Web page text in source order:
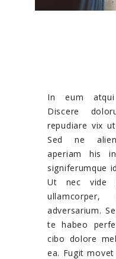
In eum atqui
Discere
repudiare vix
Sed ne
aperiam his
signiferumque
Ut nec vide
adversarium.
te habeo
cibo dolore
ea. Fugit